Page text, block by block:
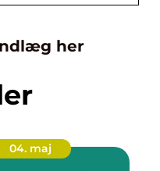
her
04. maj